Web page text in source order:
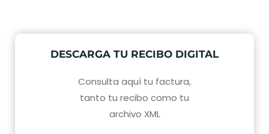
DESCARGA TU RECIBO DIGITAL​
Consulta aquí tu factura,
tanto tu recibo como tu
archivo XML